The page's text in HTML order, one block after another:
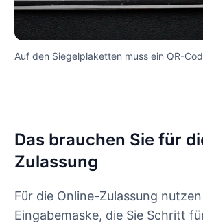
Auf den Siegelplaketten muss ein QR-
Das brauchen Sie für
Zulassung
Für die Online-Zulassung
Eingabemaske, die Sie Schritt